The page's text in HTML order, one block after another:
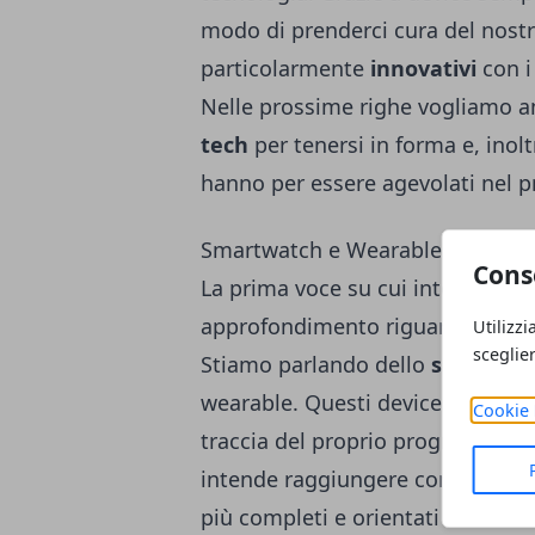
Cookie
modo di prenderci cura del
particolarmente innovativi con
Nelle prossime righe vogliamo
tech per tenersi in forma e,
hanno per essere agevolati nel
Smartwatch e Wearable
La prima voce su cui
approfondimento riguarda il
Stiamo parlando dello
wearable. Questi device
traccia del proprio progresso.
intende raggiungere con il
più completi e orientati